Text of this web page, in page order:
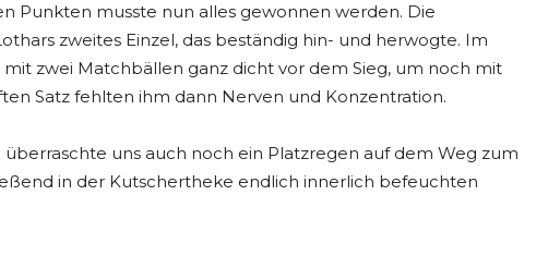
Punkten musste nun alles gewonnen werden. Die
zweites Einzel, das beständig hin- und herwogte. Im
zwei Matchbällen ganz dicht vor dem Sieg, um noch mit
Satz fehlten ihm dann Nerven und Konzentration.
uns auch noch ein Platzregen auf dem Weg zum
in der Kutschertheke endlich innerlich befeuchten